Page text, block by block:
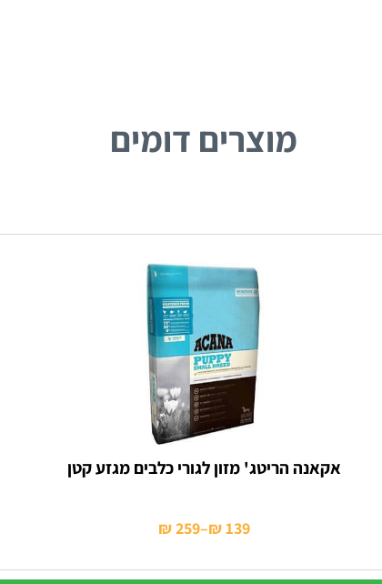
מוצרים דומים
אקאנה הריטג' מזון לגורי כלבים מגזע קטן
₪139
–
₪259
טווח
⁦₪ 139⁩